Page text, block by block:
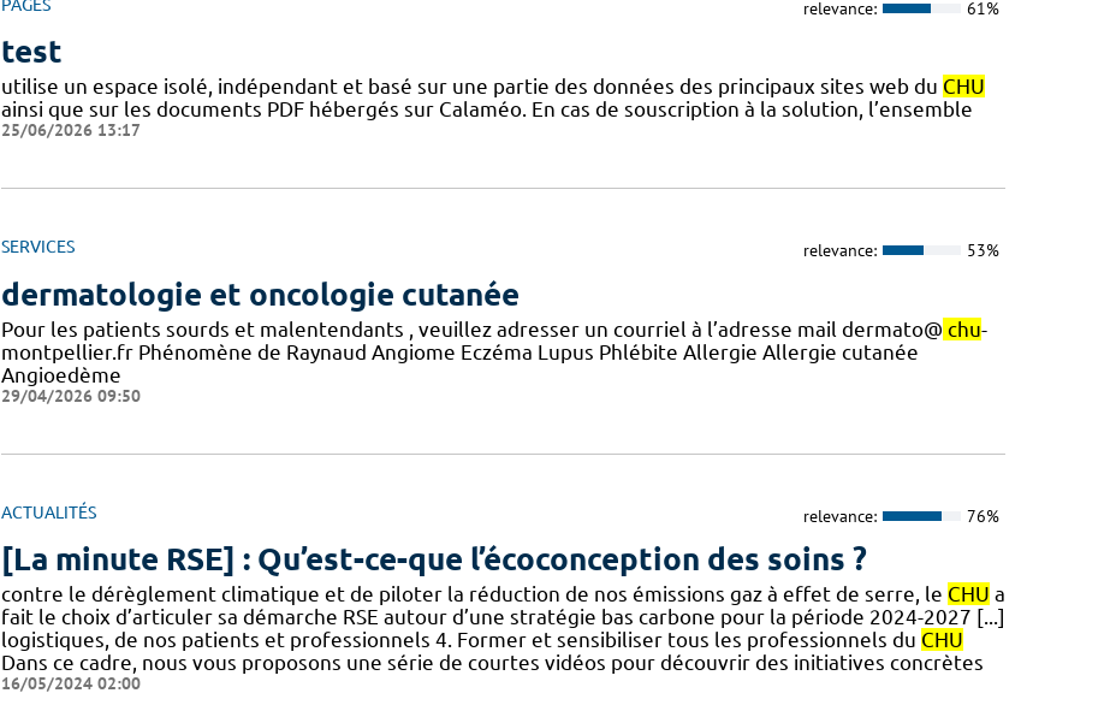
PAGES relevance: 61%
test
utilise un espace isolé, indépendant et basé sur une partie des données des principaux sites web du CHU
ainsi que sur les documents PDF hébergés sur Calaméo. En cas de souscription à la solution, l’ensemble
25/06/2026 13:17
SERVICES relevance: 53%
dermatologie et oncologie cutanée
Pour les patients sourds et malentendants , veuillez adresser un courriel à l’adresse mail dermato@ chu-
montpellier.fr Phénomène de Raynaud Angiome Eczéma Lupus Phlébite Allergie Allergie cutanée
Angioedème
29/04/2026 09:50
ACTUALITÉS relevance: 76%
[La minute RSE] : Qu’est-ce-que l’écoconception des soins ?
contre le dérèglement climatique et de piloter la réduction de nos émissions gaz à effet de serre, le CHU a
fait le choix d’articuler sa démarche RSE autour d’une stratégie bas carbone pour la période 2024-2027 [...]
logistiques, de nos patients et professionnels 4. Former et sensibiliser tous les professionnels du CHU
Dans ce cadre, nous vous proposons une série de courtes vidéos pour découvrir des initiatives concrètes
16/05/2024 02:00